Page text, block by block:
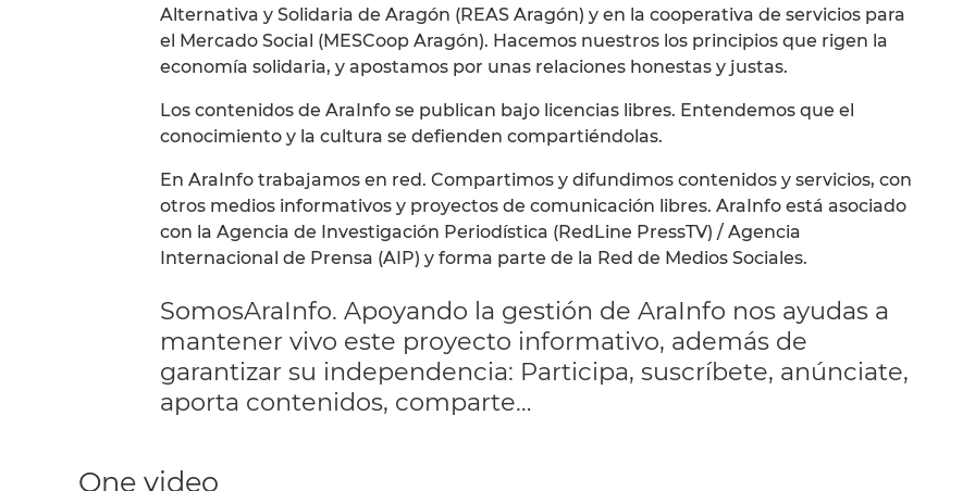
Alternativa y Solidaria de Aragón (REAS Aragón) y en la cooperativa de servicios para
el Mercado Social (MESCoop Aragón). Hacemos nuestros los principios que rigen la
economía solidaria, y apostamos por unas relaciones honestas y justas.
Los contenidos de AraInfo se publican bajo licencias libres. Entendemos que el
conocimiento y la cultura se defienden compartiéndolas.
En AraInfo trabajamos en red. Compartimos y difundimos contenidos y servicios, con
otros medios informativos y proyectos de comunicación libres. AraInfo está asociado
con la Agencia de Investigación Periodística (RedLine PressTV) / Agencia
Internacional de Prensa (AIP) y forma parte de la Red de Medios Sociales.
SomosAraInfo. Apoyando la gestión de AraInfo nos ayudas a
mantener vivo este proyecto informativo, además de
garantizar su independencia: Participa, suscríbete, anúnciate,
aporta contenidos, comparte…
One video